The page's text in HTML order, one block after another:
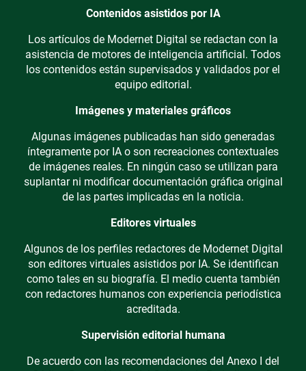
Contenidos asistidos por IA
Los artículos de Modernet Digital se redactan con la
asistencia de motores de inteligencia artificial. Todos
los contenidos están supervisados y validados por el
equipo editorial.
Imágenes y materiales gráficos
Algunas imágenes publicadas han sido generadas
íntegramente por IA o son recreaciones contextuales
de imágenes reales. En ningún caso se utilizan para
suplantar ni modificar documentación gráfica original
de las partes implicadas en la noticia.
Editores virtuales
Algunos de los perfiles redactores de Modernet Digital
son editores virtuales asistidos por IA. Se identifican
como tales en su biografía. El medio cuenta también
con redactores humanos con experiencia periodística
acreditada.
Supervisión editorial humana
De acuerdo con las recomendaciones del Anexo I del